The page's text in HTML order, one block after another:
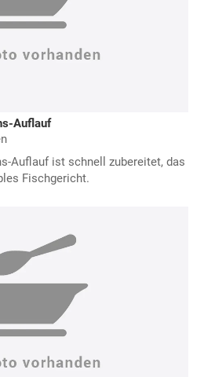
Auflauf
Auflauf ist schnell zubereitet, das
Fischgericht.